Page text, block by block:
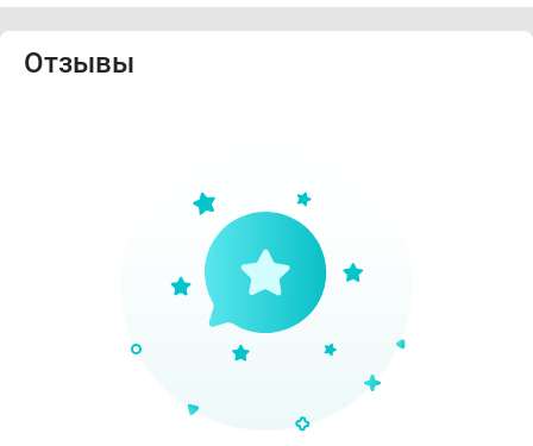
Отзывы